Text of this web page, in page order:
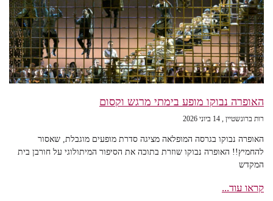
האופרה נבוקו מופע בימתי מרגש וקסום
רות ברונשטיין 14 ביוני 2026
האופרה נבוקו בגרסה המופלאה מציגה סדרת מופעים מוגבלת, שאסור
להחמיץ!! האופרה נבוקו שוזרת בתוכה את הסיפור המיתולוגי על חורבן בית
המקדש
קראו עוד...